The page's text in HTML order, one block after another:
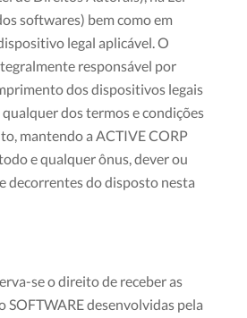
softwares) bem como em
legal aplicável. O
responsável por
dos dispositivos legais
dos termos e condições
mantendo a ACTIVE CORP
e qualquer ônus, dever ou
decorrentes do disposto nesta
se o direito de receber as
SOFTWARE desenvolvidas pela